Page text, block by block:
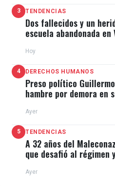
3 TENDENCIAS
Dos fallecidos y un
escuela abandonada
Hoy
4 DERECHOS HUMANOS
Preso político
hambre por demora en
Ayer
5 TENDENCIAS
A 32 años del
que desafió al régimen
Ayer